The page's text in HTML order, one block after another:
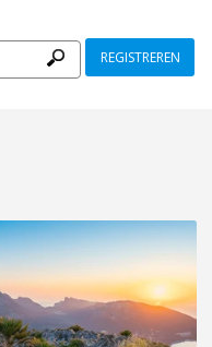
REGISTREREN